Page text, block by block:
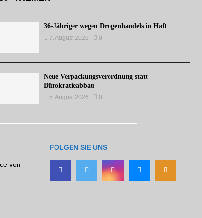
36-Jähriger wegen Drogenhandels in Haft
7. August 2026 0
Neue Verpackungsverordnung statt
Bürokratieabbau
5. August 2026 0
von
FOLGEN SIE UNS